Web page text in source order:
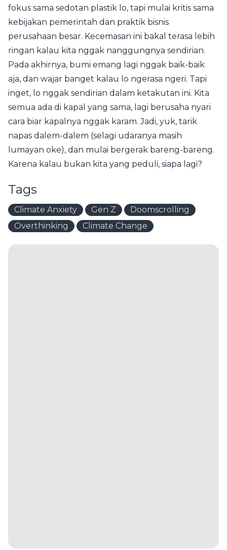
fokus sama sedotan plastik lo, tapi mulai kritis sama
kebijakan pemerintah dan praktik bisnis
perusahaan besar. Kecemasan ini bakal terasa lebih
ringan kalau kita nggak nanggungnya sendirian.
Pada akhirnya, bumi emang lagi nggak baik-baik
aja, dan wajar banget kalau lo ngerasa ngeri. Tapi
inget, lo nggak sendirian dalam ketakutan ini. Kita
semua ada di kapal yang sama, lagi berusaha nyari
cara biar kapalnya nggak karam. Jadi, yuk, tarik
napas dalem-dalem (selagi udaranya masih
lumayan oke), dan mulai bergerak bareng-bareng.
Karena kalau bukan kita yang peduli, siapa lagi?
Tags
Climate Anxiety Gen Z
Doomscrolling
Overthinking
Climate Change